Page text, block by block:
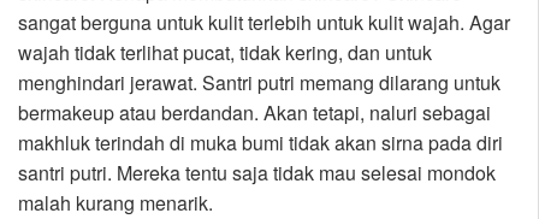
sangat berguna untuk kulit terlebih untuk kulit wajah. Agar
wajah tidak terlihat pucat, tidak kering, dan untuk
menghindari jerawat. Santri putri memang dilarang untuk
bermakeup atau berdandan. Akan tetapi, naluri sebagai
makhluk terindah di muka bumi tidak akan sirna pada diri
santri putri. Mereka tentu saja tidak mau selesai mondok
malah kurang menarik.